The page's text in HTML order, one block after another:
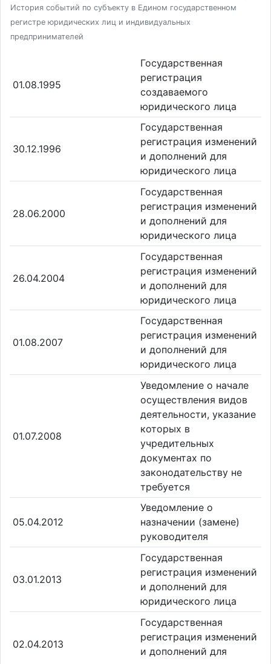
История событий по субъекту в Едином государственном
регистре юридических лиц и индивидуальных
предпринимателей
01.08.1995
Государственная
регистрация
создаваемого
юридического лица
30.12.1996
Государственная
регистрация изменений
и дополнений для
юридического лица
28.06.2000
Государственная
регистрация изменений
и дополнений для
юридического лица
26.04.2004
Государственная
регистрация изменений
и дополнений для
юридического лица
01.08.2007
Государственная
регистрация изменений
и дополнений для
юридического лица
01.07.2008
Уведомление о начале
осуществления видов
деятельности, указание
которых в
учредительных
документах по
законодательству не
требуется
05.04.2012
Уведомление о
назначении (замене)
руководителя
03.01.2013
Государственная
регистрация изменений
и дополнений для
юридического лица
02.04.2013
Государственная
регистрация изменений
и дополнений для